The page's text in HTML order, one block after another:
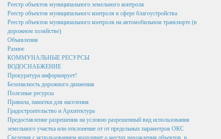
Графики приёма граждан
Онлайн-запись на прием
Административные регламенты
Регламенты
ТКМВ
Проекты
Фукнции
Реестр объектов муниципального земельного контроля
Реестр объектов муниципального контроля в сфере благоустройства
Реестр объектов муниципального контроля на автомобильном транспорте (в
дорожном хозяйстве)
Объявления
Разное
КОММУНАЛЬНЫЕ РЕСУРСЫ
ВОДОСНАБЖЕНИЕ
Прокуратура информирует!
Безопасность дорожного движения
Полезные ресурсы
Правила, памятки для населения
Градостроительство и Архитектура
Предоставление разрешения на условно разрешенный вид использования
земельного участка или отклонение от от предельных параметров ОКС
Сведения с использованием координат о местах нахождения объектов, в